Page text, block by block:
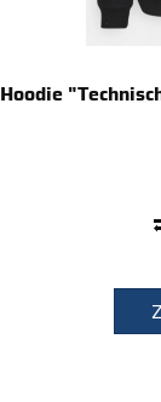
Hoodie